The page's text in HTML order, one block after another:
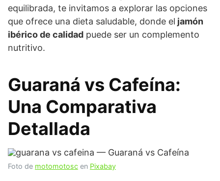
equilibrada, te invitamos a explorar las opciones
que ofrece una dieta saludable, donde el jamón
ibérico de calidad puede ser un complemento
nutritivo.
Guaraná vs Cafeína:
Una Comparativa
Detallada
Foto de motomotosc en Pixabay